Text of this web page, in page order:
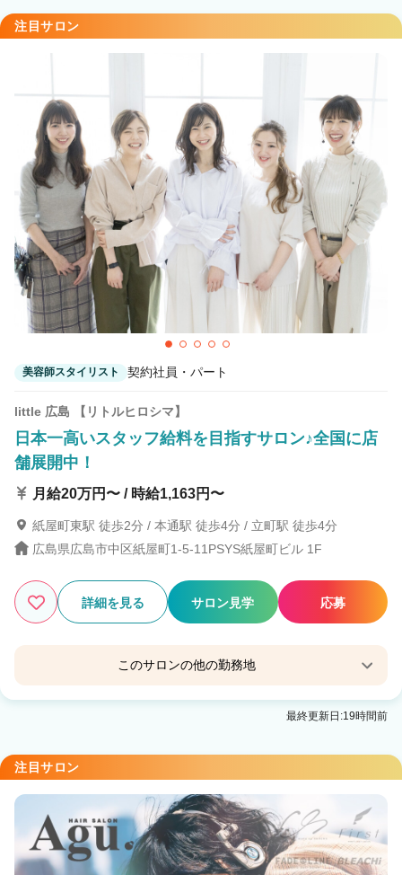
注目サロン
美容師スタイリスト 契約社員・パート
little 広島 【リトルヒロシマ】
日本一高いスタッフ給料を目指すサロン♪全国に店
舗展開中！
月給20万円〜 / 時給1,163円〜
紙屋町東駅 徒歩2分 / 本通駅 徒歩4分 / 立町駅 徒歩4分
広島県広島市中区紙屋町1-5-11PSYS紙屋町ビル 1F
詳細を見る サロン見学 応募
このサロンの他の勤務地
little 広島並木通り【リトル ヒロシマナミキドオ
最終更新日:19時間前
注目サロン